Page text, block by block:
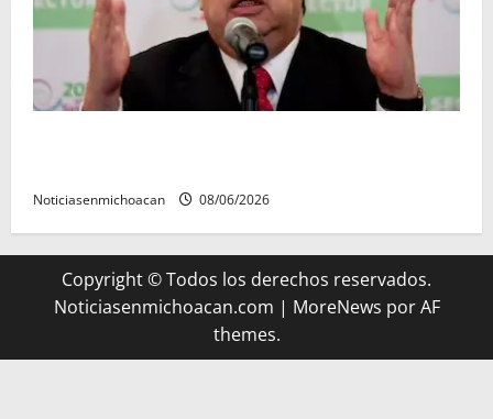
Noticiasenmichoacan 08/06/2026
Copyright © Todos los derechos reservados.
Noticiasenmichoacan.com | MoreNews por AF
themes.